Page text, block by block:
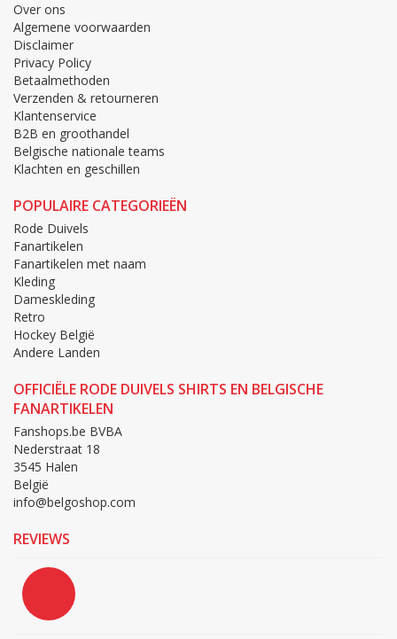
Over ons
Algemene voorwaarden
Disclaimer
Privacy Policy
Betaalmethoden
Verzenden & retourneren
Klantenservice
B2B en groothandel
Belgische nationale teams
Klachten en geschillen
POPULAIRE CATEGORIEËN
Rode Duivels
Fanartikelen
Fanartikelen met naam
Kleding
Dameskleding
Retro
Hockey België
Andere Landen
OFFICIËLE RODE DUIVELS SHIRTS EN BELGISCHE
FANARTIKELEN
Fanshops.be BVBA
Nederstraat 18
3545 Halen
België
info@belgoshop.com
REVIEWS